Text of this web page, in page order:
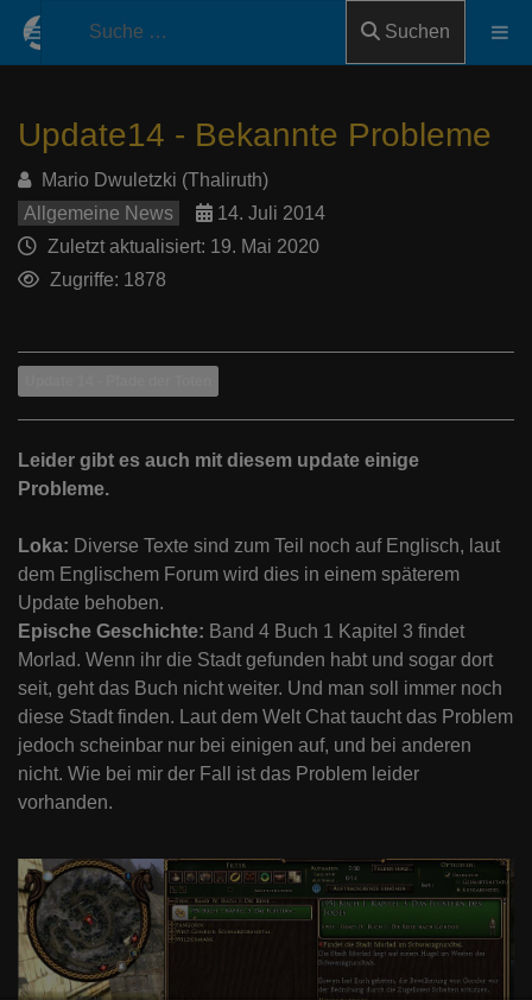
Suchen
Update14 - Bekannte Probleme
Mario Dwuletzki (Thaliruth)
Allgemeine News
14. Juli 2014
Zuletzt aktualisiert: 19. Mai 2020
Zugriffe: 1878
Leider gibt es auch mit diesem update einige
Probleme.
Loka: Diverse Texte sind zum Teil noch auf Englisch, laut
dem Englischem Forum wird dies in einem späterem
Update behoben.
Epische Geschichte: Band 4 Buch 1 Kapitel 3 findet
Morlad. Wenn ihr die Stadt gefunden habt und sogar dort
seit, geht das Buch nicht weiter. Und man soll immer noch
diese Stadt finden. Laut dem Welt Chat taucht das Problem
jedoch scheinbar nur bei einigen auf, und bei anderen
nicht. Wie bei mir der Fall ist das Problem leider
vorhanden.